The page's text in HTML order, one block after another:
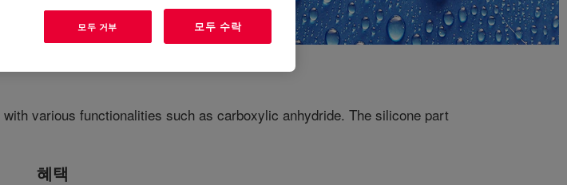
various functionalities such as carboxylic anhydride. The silicone part
혜택
모두 거부 모두 수락